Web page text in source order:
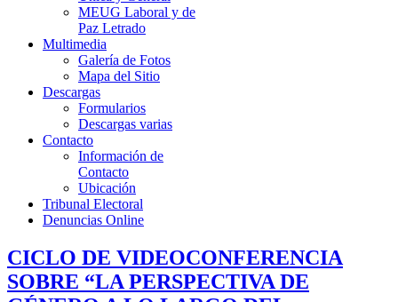
MEUG Laboral y de
Paz Letrado
Multimedia
Galería de Fotos
Mapa del Sitio
Descargas
Formularios
Descargas varias
Contacto
Información de
Contacto
Ubicación
Tribunal Electoral
Denuncias Online
CICLO DE VIDEOCONFERENCIA
SOBRE “LA PERSPECTIVA DE